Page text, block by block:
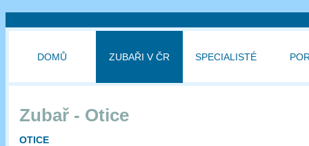
DOMŮ ZUBAŘI V ČR SPECIALISTÉ
Zubař - Otice
OTICE